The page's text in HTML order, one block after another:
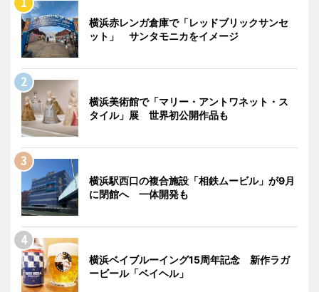
横浜赤レンガ倉庫で「レッドブリックサンセ
ット」 サンタモニカをイメージ
横浜美術館で「マリー・アントワネット・ス
タイル」展 世界初公開作品も
横浜駅西口の複合施設「相鉄ムービル」が9月
に閉館へ 一体開発も
横浜ベイブルーイング15周年記念 新作ラガ
ービール「ベイヘル」